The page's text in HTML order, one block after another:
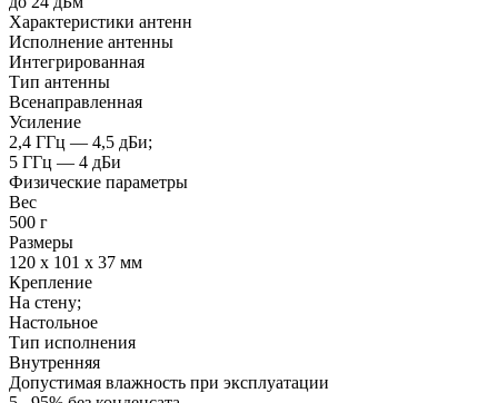
Характеристики антенн
Исполнение антенны
Интегрированная
Тип антенны
Всенаправленная
Усиление
2,4 ГГц — 4,5 дБи;
5 ГГц — 4 дБи
Физические параметры
Вес
500 г
Размеры
120 x 101 x 37 мм
Крепление
На стену;
Настольное
Тип исполнения
Внутренняя
Допустимая влажность при эксплуатации